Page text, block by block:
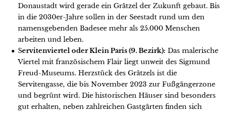
Donaustadt wird gerade ein Grätzel der Zukunft gebaut. Bis
in die 2030er-Jahre sollen in der Seestadt rund um den
namensgebenden Badesee mehr als 25.000 Menschen
arbeiten und leben.
Servitenviertel oder Klein Paris (9. Bezirk): Das malerische
Viertel mit französischem Flair liegt unweit des Sigmund
Freud-Museums. Herzstück des Grätzels ist die
Servitengasse, die bis November 2023 zur Fußgängerzone
und begrünt wird. Die historischen Häuser sind besonders
gut erhalten, neben zahlreichen Gastgärten finden sich